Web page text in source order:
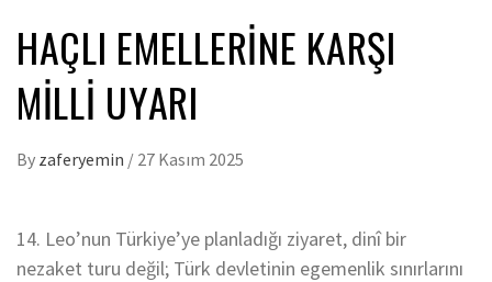
HAÇLI EMELLERİNE KARŞI
MİLLİ UYARI
By zaferyemin / 27 Kasım 2025
14. Leo’nun Türkiye’ye planladığı ziyaret, dinî bir
nezaket turu değil; Türk devletinin egemenlik sınırlarını